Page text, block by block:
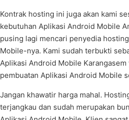
Kontrak hosting ini juga akan kami
kebutuhan Aplikasi Android Mobile
pusing lagi mencari penyedia
Mobile-nya. Kami sudah terbukti
Aplikasi Android Mobile
pembuatan Aplikasi Android Mobile
Jangan khawatir harga mahal.
terjangkau dan sudah merupakan